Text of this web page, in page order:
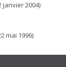
2004)
mai 1996)